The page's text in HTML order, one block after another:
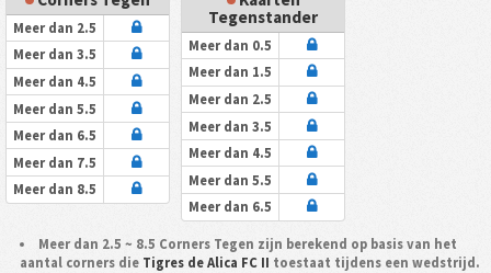
Meer dan 2.5
Meer dan 3.5
Meer dan 4.5
Meer dan 5.5
Meer dan 6.5
Meer dan 7.5
Meer dan 8.5
Tegenstander
Meer dan 0.5
Meer dan 1.5
Meer dan 2.5
Meer dan 3.5
Meer dan 4.5
Meer dan 5.5
Meer dan 6.5
Meer dan 2.5 ~ 8.5 Corners Tegen zijn berekend op basis van het
aantal corners die Tigres de Alica FC II toestaat tijdens een wedstrijd.